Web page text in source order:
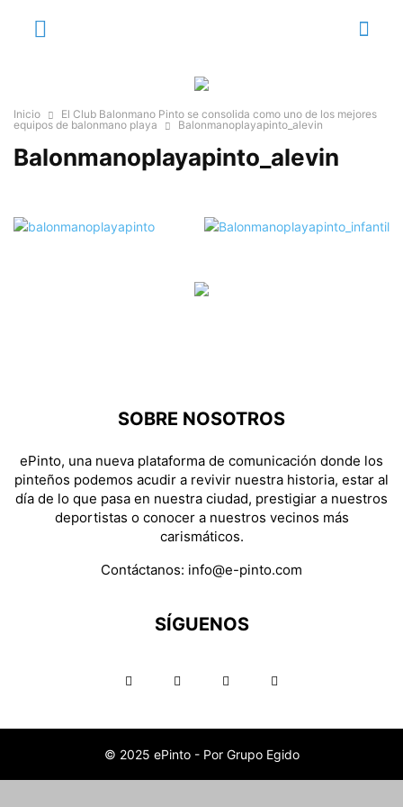
Inicio
El Club Balonmano Pinto se consolida como uno de los mejores
equipos de balonmano playa
Balonmanoplayapinto_alevin
Balonmanoplayapinto_alevin
SOBRE NOSOTROS
ePinto, una nueva plataforma de comunicación donde los
pinteños podemos acudir a revivir nuestra historia, estar al
día de lo que pasa en nuestra ciudad, prestigiar a nuestros
deportistas o conocer a nuestros vecinos más
carismáticos.
Contáctanos: info@e-pinto.com
SÍGUENOS
© 2025 ePinto - Por Grupo Egido